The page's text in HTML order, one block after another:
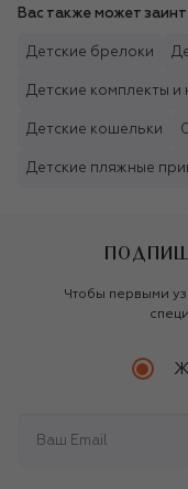
Вас также может
Детские брелоки
Детские комплекты и
Детские кошельки
Детские пляжные
Чтобы первыми